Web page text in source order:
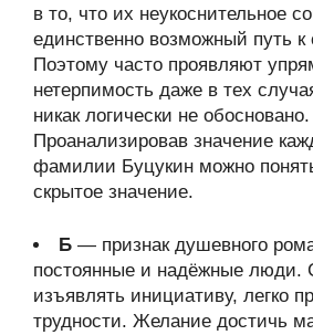
в то, что их неукоснительное
единственно возможный путь к
Поэтому часто проявляют
нетерпимость даже в тех
никак логически не обосновано.
Проанализировав значение
фамилии Буцукин можно
скрытое значение.
Б — признак душевного
постоянные и надёжные люди.
изъявлять инициативу, легко
трудности. Желание достичь